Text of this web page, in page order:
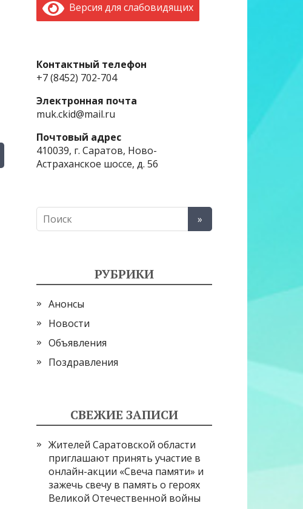
Версия для слабовидящих
Контактный телефон
+7 (8452) 702-704
Электронная почта
muk.ckid@mail.ru
Почтовый адрес
410039, г. Саратов, Ново-
Астраханское шоссе, д. 56
РУБРИКИ
Анонсы
Новости
Объявления
Поздравления
СВЕЖИЕ ЗАПИСИ
Жителей Саратовской области
приглашают принять участие в
онлайн-акции «Свеча памяти» и
зажечь свечу в память о героях
Великой Отечественной войны